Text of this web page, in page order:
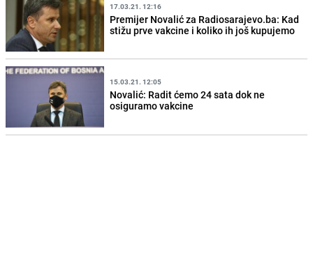
17.03.21. 12:16
Premijer Novalić za Radiosarajevo.ba: Kad
stižu prve vakcine i koliko ih još kupujemo
15.03.21. 12:05
Novalić: Radit ćemo 24 sata dok ne
osiguramo vakcine